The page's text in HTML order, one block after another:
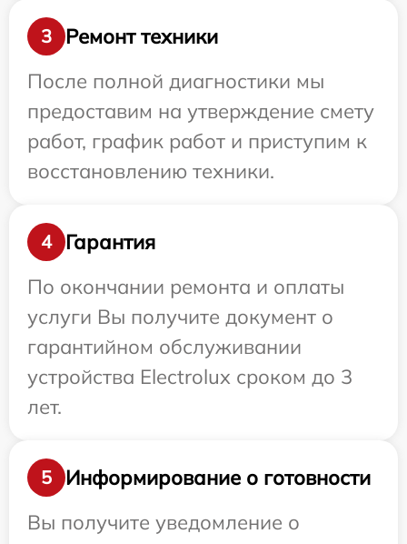
3
Ремонт техники
После полной диагностики мы
предоставим на утверждение смету
работ, график работ и приступим к
восстановлению техники.
4
Гарантия
По окончании ремонта и оплаты
услуги Вы получите документ о
гарантийном обслуживании
устройства Electrolux сроком до 3
лет.
5
Информирование о готовности
Вы получите уведомление о